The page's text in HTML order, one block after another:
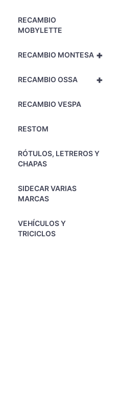
RECAMBIO
MOBYLETTE
+
RECAMBIO MONTESA
+
RECAMBIO OSSA
RECAMBIO VESPA
RESTOM
RÓTULOS, LETREROS Y
CHAPAS
SIDECAR VARIAS
MARCAS
VEHÍCULOS Y
TRICICLOS